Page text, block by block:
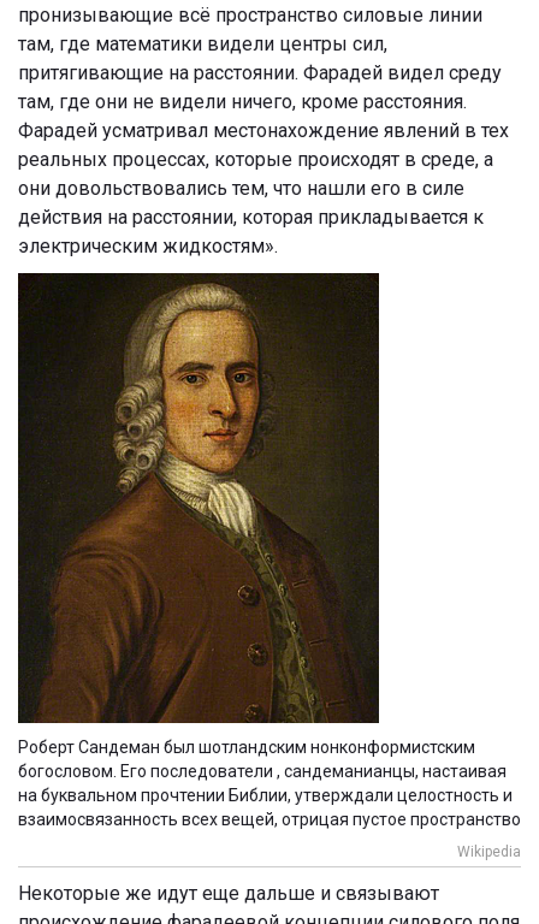
пронизывающие всё пространство силовые линии
там, где математики видели центры сил,
притягивающие на расстоянии. Фарадей видел среду
там, где они не видели ничего, кроме расстояния.
Фарадей усматривал местонахождение явлений в тех
реальных процессах, которые происходят в среде, а
они довольствовались тем, что нашли его в силе
действия на расстоянии, которая прикладывается к
электрическим жидкостям».
Роберт Сандеман был шотландским нонконформистским
богословом. Его последователи , сандеманианцы, настаивая
на буквальном прочтении Библии, утверждали целостность и
взаимосвязанность всех вещей, отрицая пустое пространство
Wikipedia
Некоторые же идут еще дальше и связывают